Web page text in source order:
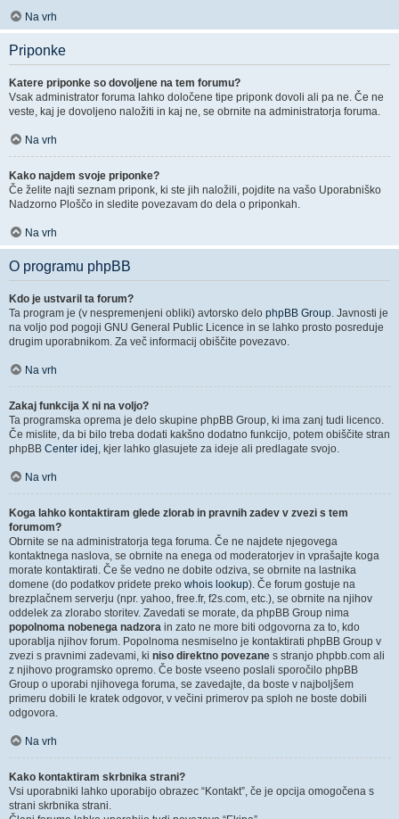
Na vrh
Priponke
Katere priponke so dovoljene na tem forumu?
Vsak administrator foruma lahko določene tipe priponk dovoli ali pa ne. Če ne
veste, kaj je dovoljeno naložiti in kaj ne, se obrnite na administratorja foruma.
Na vrh
Kako najdem svoje priponke?
Če želite najti seznam priponk, ki ste jih naložili, pojdite na vašo Uporabniško
Nadzorno Ploščo in sledite povezavam do dela o priponkah.
Na vrh
O programu phpBB
Kdo je ustvaril ta forum?
Ta program je (v nespremenjeni obliki) avtorsko delo phpBB Group. Javnosti je
na voljo pod pogoji GNU General Public Licence in se lahko prosto posreduje
drugim uporabnikom. Za več informacij obiščite povezavo.
Na vrh
Zakaj funkcija X ni na voljo?
Ta programska oprema je delo skupine phpBB Group, ki ima zanj tudi licenco.
Če mislite, da bi bilo treba dodati kakšno dodatno funkcijo, potem obiščite stran
phpBB Center idej, kjer lahko glasujete za ideje ali predlagate svojo.
Na vrh
Koga lahko kontaktiram glede zlorab in pravnih zadev v zvezi s tem
forumom?
Obrnite se na administratorja tega foruma. Če ne najdete njegovega
kontaktnega naslova, se obrnite na enega od moderatorjev in vprašajte koga
morate kontaktirati. Če še vedno ne dobite odziva, se obrnite na lastnika
domene (do podatkov pridete preko whois lookup). Če forum gostuje na
brezplačnem serverju (npr. yahoo, free.fr, f2s.com, etc.), se obrnite na njihov
oddelek za zlorabo storitev. Zavedati se morate, da phpBB Group nima
popolnoma nobenega nadzora in zato ne more biti odgovorna za to, kdo
uporablja njihov forum. Popolnoma nesmiselno je kontaktirati phpBB Group v
zvezi s pravnimi zadevami, ki niso direktno povezane s stranjo phpbb.com ali
z njihovo programsko opremo. Če boste vseeno poslali sporočilo phpBB
Group o uporabi njihovega foruma, se zavedajte, da boste v najboljšem
primeru dobili le kratek odgovor, v večini primerov pa sploh ne boste dobili
odgovora.
Na vrh
Kako kontaktiram skrbnika strani?
Vsi uporabniki lahko uporabijo obrazec “Kontakt”, če je opcija omogočena s
strani skrbnika strani.